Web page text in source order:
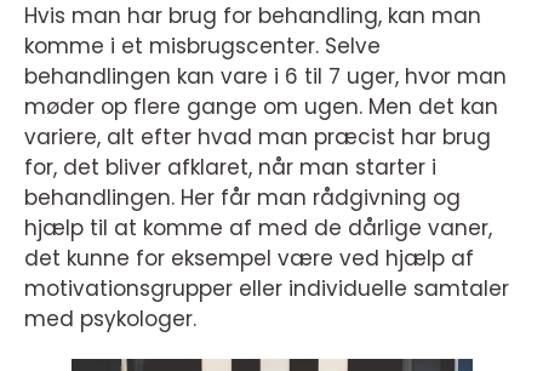
Hvis man har brug for behandling, kan man
komme i et misbrugscenter. Selve
behandlingen kan vare i 6 til 7 uger, hvor man
møder op flere gange om ugen. Men det kan
variere, alt efter hvad man præcist har brug
for, det bliver afklaret, når man starter i
behandlingen. Her får man rådgivning og
hjælp til at komme af med de dårlige vaner,
det kunne for eksempel være ved hjælp af
motivationsgrupper eller individuelle samtaler
med psykologer.